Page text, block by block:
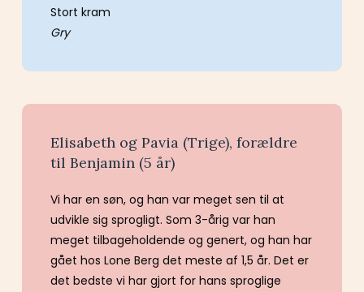
Stort kram
Gry
Elisabeth og Pavia (Trige), forældre
til Benjamin (5 år)
Vi har en søn, og han var meget sen til at
udvikle sig sprogligt. Som 3-årig var han
meget tilbageholdende og genert, og han har
gået hos Lone Berg det meste af 1,5 år. Det er
det bedste vi har gjort for hans sproglige